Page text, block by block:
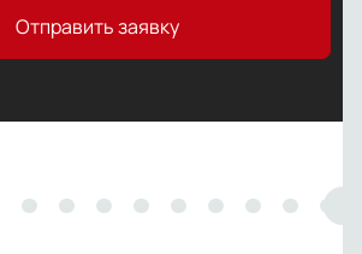
Отправить заявку